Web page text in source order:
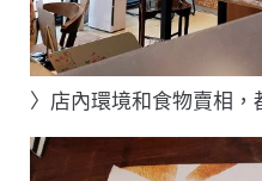
〉店內環境和食物賣相，